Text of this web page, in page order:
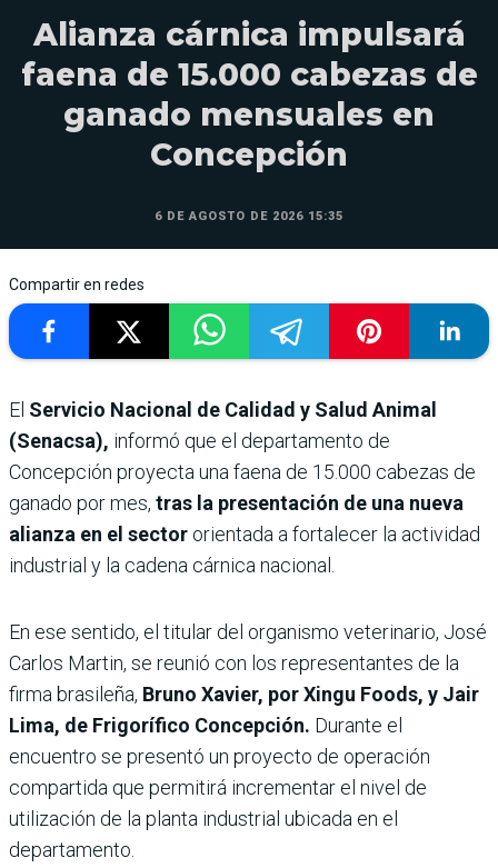
Alianza cárnica impulsará
faena de 15.000 cabezas de
ganado mensuales en
Concepción
6 DE AGOSTO DE 2026 15:35
Compartir en redes
El Servicio Nacional de Calidad y Salud Animal
(Senacsa), informó que el departamento de
Concepción proyecta una faena de 15.000 cabezas de
ganado por mes, tras la presentación de una nueva
alianza en el sector orientada a fortalecer la actividad
industrial y la cadena cárnica nacional.
En ese sentido, el titular del organismo veterinario, José
Carlos Martin, se reunió con los representantes de la
firma brasileña, Bruno Xavier, por Xingu Foods, y Jair
Lima, de Frigorífico Concepción. Durante el
encuentro se presentó un proyecto de operación
compartida que permitirá incrementar el nivel de
utilización de la planta industrial ubicada en el
departamento.